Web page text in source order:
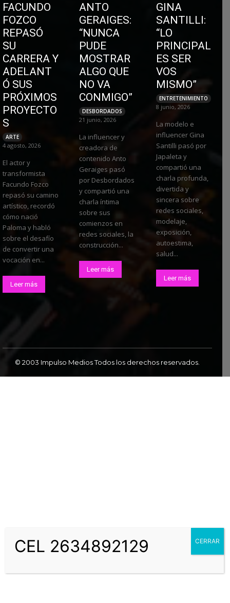
FACUNDO
FOZCO
REPASÓ
SU
CARRERA Y
ADELANT
Ó SUS
PRÓXIMOS
PROYECTO
S
ARTE
4 agosto, 2026
El actor y
transformista
Facundo Fozco
repasó su camino
artístico, recordó
cómo nació
Paloma y habló
sobre el desafío
de convertir una
vocación en...
Leer más
ANTO
GERAIGES:
“NUNCA
PUDE
MOSTRAR
ALGO QUE
NO VA
CONMIGO”
DESBORDADOS
21 junio, 2026
La influencer y
creadora de
contenido Anto
Geraiges pasó
por Desbordados
y compartió una
charla íntima
sobre sus
comienzos en
redes sociales, la
construcción...
Leer más
GINA
SANTILLI:
“LO
PRINCIPAL
ES SER
VOS
MISMO”
ENTRETENIMIENTO
8 junio, 2026
La modelo e
influencer Gina
Santilli pasó por
Japaleta y
compartió una
charla profunda,
divertida y
sincera sobre
redes sociales,
modelaje,
exposición,
autoestima,
salud...
Leer más
© 2003 Impulso Medios Todos los derechos reservados.